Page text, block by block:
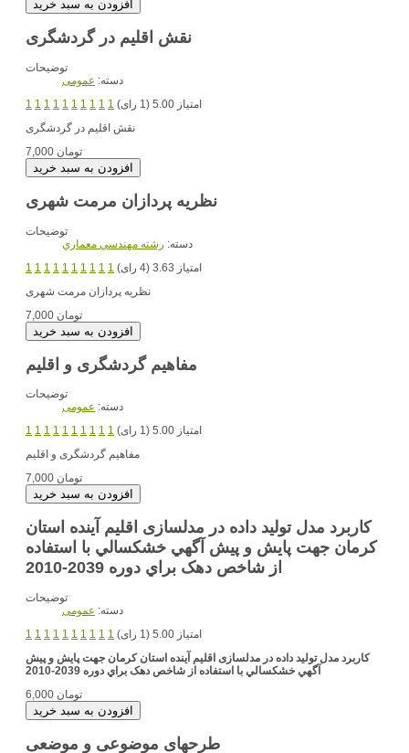
نقش اقلیم در گردشگری
توضیحات
دسته: عمومی
1 1 1 1 1 1 1 1 1 1
امتیاز 5.00 (1 رای)
نقش اقلیم در گردشگری
7,000 تومان
نظریه پردازان مرمت شهری
توضیحات
دسته: رشته مهندسي معماري
1 1 1 1 1 1 1 1 1 1
امتیاز 3.63 (4 رای)
7,000 تومان
مفاهیم گردشگری و اقلیم
توضیحات
دسته: عمومی
1 1 1 1 1 1 1 1 1 1
امتیاز 5.00 (1 رای)
مفاهیم گردشگری و اقلیم
7,000 تومان
کاربرد مدل تولید داده در مدلسازی اقلیم آینده استان
کرمان جهت پايش و پيش آگهي خشکسالي با استفاده
از شاخص دهک براي دوره 2039-2010
توضیحات
دسته: عمومی
1 1 1 1 1 1 1 1 1 1
امتیاز 5.00 (1 رای)
کاربرد مدل تولید داده در مدلسازی اقلیم آینده استان کرمان جهت پايش و پيش
آگهي خشکسالي با استفاده از شاخص دهک براي دوره 2039-2010
6,000 تومان
طرحهای موضوعی و موضعی